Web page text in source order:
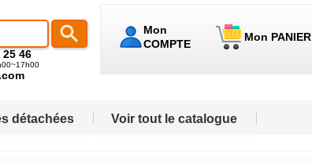
Mon
COMPTE
Mon PANIER
25 46
détachées Voir tout le catalogue